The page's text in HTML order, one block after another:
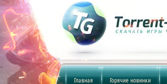
Главная Горячие новинки